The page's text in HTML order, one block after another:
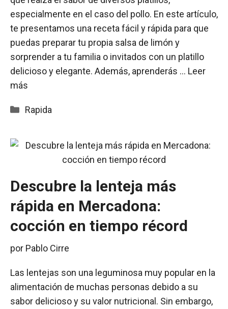
especialmente en el caso del pollo. En este artículo,
te presentamos una receta fácil y rápida para que
puedas preparar tu propia salsa de limón y
sorprender a tu familia o invitados con un platillo
delicioso y elegante. Además, aprenderás … Leer
más
Categorías
Rapida
Descubre la lenteja más
rápida en Mercadona:
cocción en tiempo récord
por Pablo Cirre
Las lentejas son una leguminosa muy popular en la
alimentación de muchas personas debido a su
sabor delicioso y su valor nutricional. Sin embargo,